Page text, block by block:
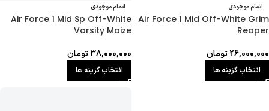
اتمام موجودی
Air Force 1 Mid Off-White Grim
Reaper
26,000,000تومان
انتخاب گزینه ها
اتمام موجودی
Air Force 1 Mid Sp Off-White
Varsity Maize
38,000,000تومان
انتخاب گزینه ها